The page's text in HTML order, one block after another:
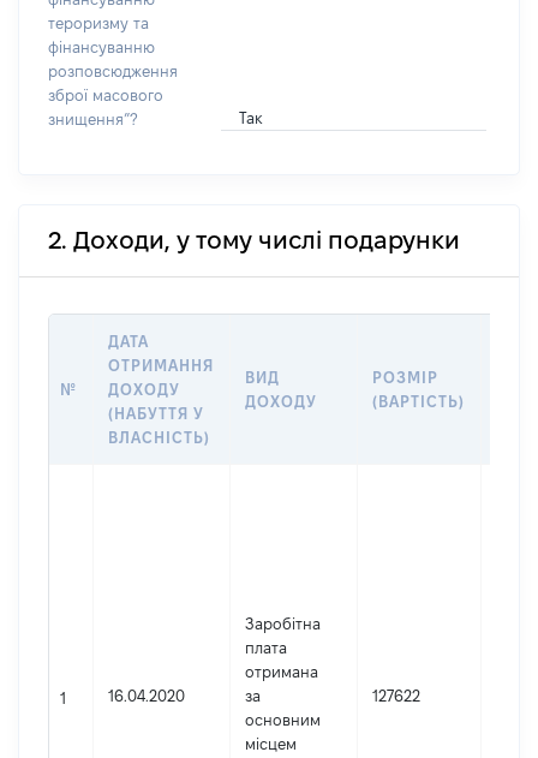
тероризму та
фінансуванню
розповсюдження
зброї масового
знищення”?
Так
2. Доходи, у тому числі подарунки
№
ДАТА
ОТРИМАННЯ
ДОХОДУ
(НАБУТТЯ У
ВЛАСНІСТЬ)
ВИД
ДОХОДУ
РОЗМІР
(ВАРТІСТЬ)
1 16.04.2020
Заробітна
плата
отримана
за
основним
місцем
127622